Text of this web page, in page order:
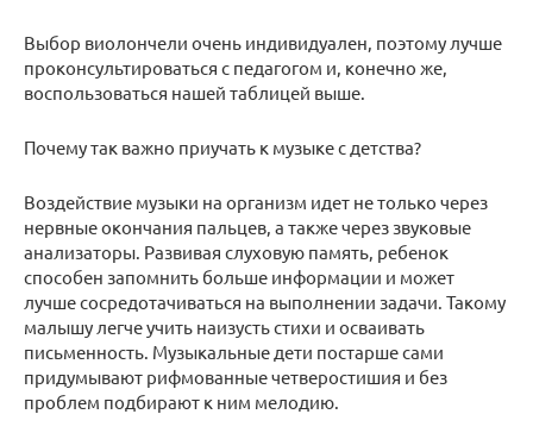
Выбор виолончели очень индивидуален, поэтому лучше
проконсультироваться с педагогом и, конечно же,
воспользоваться нашей таблицей выше.
Почему так важно приучать к музыке с детства?
Воздействие музыки на организм идет не только через
нервные окончания пальцев, а также через звуковые
анализаторы. Развивая слуховую память, ребенок
способен запомнить больше информации и может
лучше сосредотачиваться на выполнении задачи. Такому
малышу легче учить наизусть стихи и осваивать
письменность. Музыкальные дети постарше сами
придумывают рифмованные четверостишия и без
проблем подбирают к ним мелодию.